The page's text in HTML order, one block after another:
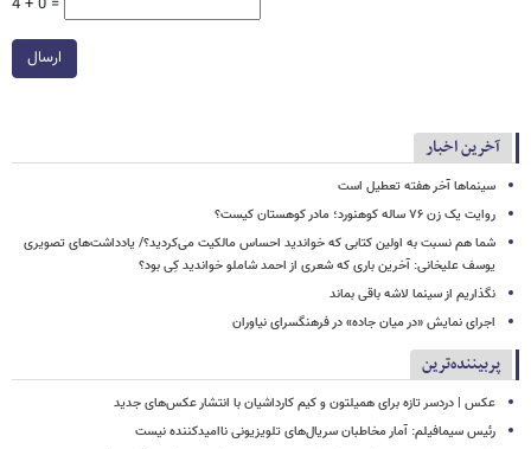
4 + 0 =
ارسال
آخرین اخبار
سینماها آخر هفته تعطیل است
روایت یک زن ۷۶ ساله کوهنورد؛ مادر کوهستان کیست؟
شما هم نسبت به اولین کتابی که خواندید احساس مالکیت می‌کردید؟/ یادداشت‌های تصویری
یوسف علیخانی: آخرین باری که شعری از احمد شاملو خواندید کِی بود؟
نگذاریم از سینما لاشه باقی بماند
اجرای نمایش «در میان جاده» در فرهنگسرای نیاوران
پربیننده‌ترین
عکس | دردسر تازه برای همیلتون و کیم کارداشیان با انتشار عکس‌های جدید
رئیس سیمافیلم: آمار مخاطبان سریال‌های تلویزیونی ناامیدکننده نیست